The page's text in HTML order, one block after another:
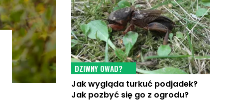
DZIWNY OWAD?
Jak wygląda turkuć podjadek?
Jak pozbyć się go z ogrodu?